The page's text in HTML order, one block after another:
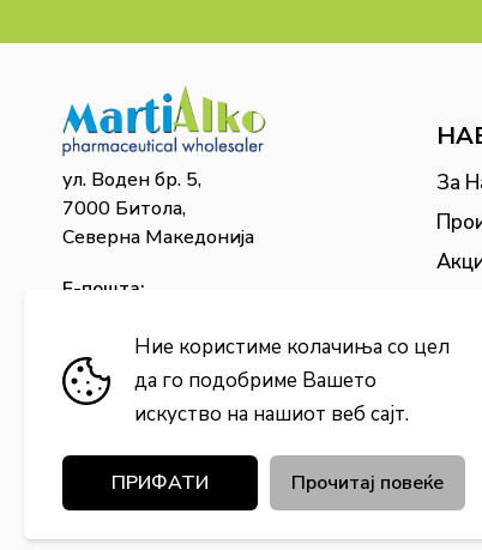
Ние користиме колачиња со цел
да го подобриме Вашето
искуство на нашиот веб сајт.
ПРИФАТИ Прочитај повеќе
ул. Воден бр. 5,
7000 Битола,
Северна Македонија
Е-пошта:
За
All rights reserved. Copyright © Marti Alko.